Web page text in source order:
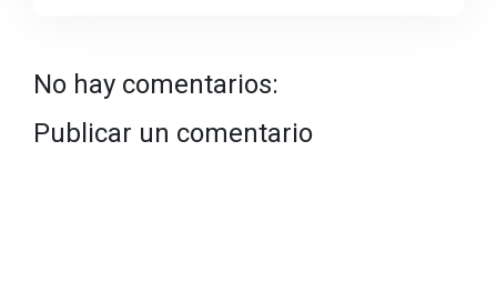
No hay comentarios:
Publicar un comentario